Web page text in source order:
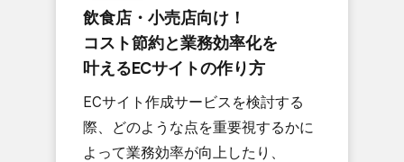
飲食店・​小売店向け！​
コスト節約と​業務効率化を​
叶える​ECサイトの​作り方
ECサイト作成サービスを​検討する​
際、​どのような​点を​重要視するかに​
よって​業務効率が​向上したり、​